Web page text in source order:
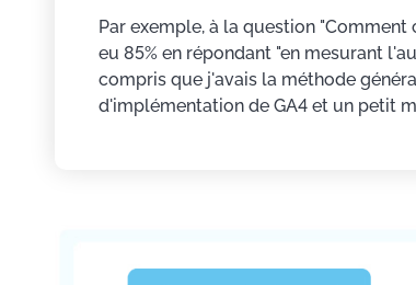
Par exemple, à la question
eu 85% en répondant "en mesurant
compris que j'avais la méthode
d'implémentation de GA4 et un petit